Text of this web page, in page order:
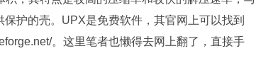
护的壳。UPX是免费软件，其官网上可以找到
。这里笔者也懒得去网上翻了，直接手